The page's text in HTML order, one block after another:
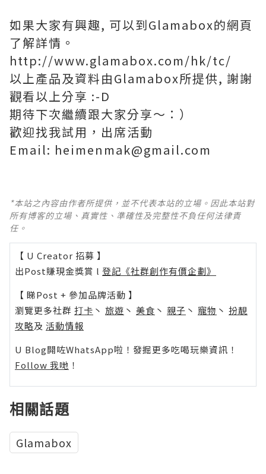
如果大家有興趣, 可以到Glamabox的網頁
了解詳情。
http://www.glamabox.com/hk/tc/
以上產品及資料由Glamabox所提供, 謝謝
觀看以上分享 :-D
期待下次繼續跟大家分享～：）
歡迎找我試用，出席活動
Email: heimenmak@gmail.com
*本站之內容由作者所提供，並不代表本站的立場。因此本站對
所有博客的立場、真實性、準確性及完整性不負任何法律責
任。
【 U Creator 招募 】
出Post賺現金獎賞 l 登記《社群創作有價企劃》
【 睇Post + 參加品牌活動 】
瀏覽更多社群 打卡 丶 旅遊 丶 美食 丶 親子 丶 寵物 丶 扮靚
攻略及 活動情報
U Blog開咗WhatsApp啦！發掘更多吃喝玩樂資訊！
Follow 我哋 ！
相關話題
Glamabox